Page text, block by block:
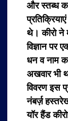
और स्तब्ध
थे। कीरो ने
विज्ञान पर
धन व नाम
अखवार भी
विवरण इस
नंबर्ज़
यॉर हैंड